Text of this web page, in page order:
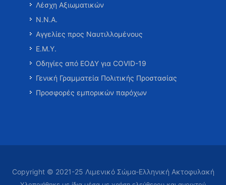
Λέσχη Αξιωματικών
Ν.Ν.Α.
Αγγελίες προς Ναυτιλλομένους
Ε.Μ.Υ.
Οδηγίες από ΕΟΔΥ για COVID-19
Γενική Γραμματεία Πολιτικής Προστασίας
Προσφορές εμπορικών παρόχων
Copyright © 2021-25 Λιμενικό Σώμα-Ελληνική Ακτοφυλακή